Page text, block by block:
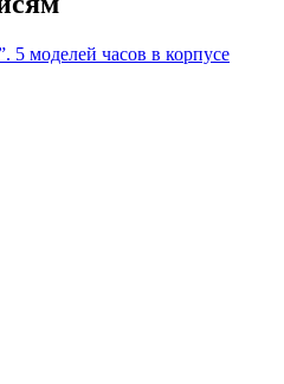
5 моделей часов в корпусе